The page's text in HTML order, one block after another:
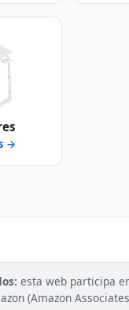
→
esta web participa
(Amazon